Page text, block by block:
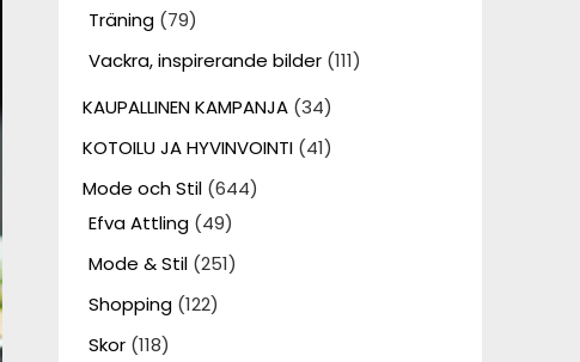
Träning(79)
Vackra, inspirerande bilder(111)
KAUPALLINEN KAMPANJA(34)
KOTOILU JA HYVINVOINTI(41)
Mode och Stil(644)
Efva Attling(49)
Mode & Stil(251)
Shopping(122)
Skor(118)